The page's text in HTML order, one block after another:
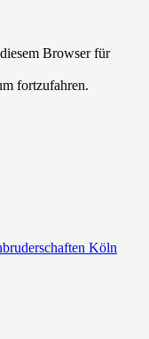
Browser für
fortzufahren.
Köln